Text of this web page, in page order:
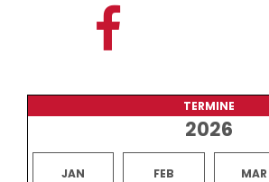
TERMINE
2026
JAN FEB MAR